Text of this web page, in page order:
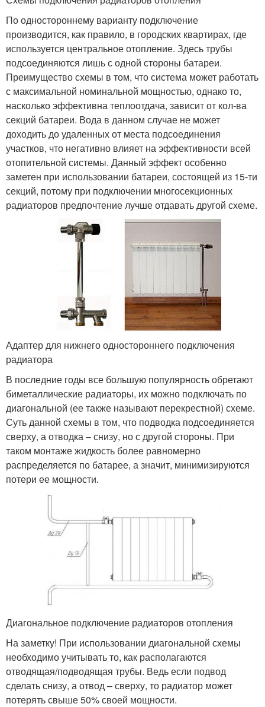
По одностороннему варианту подключение
производится, как правило, в городских квартирах, где
используется центральное отопление. Здесь трубы
подсоединяются лишь с одной стороны батареи.
Преимущество схемы в том, что система может работать
с максимальной номинальной мощностью, однако то,
насколько эффективна теплоотдача, зависит от кол-ва
секций батареи. Вода в данном случае не может
доходить до удаленных от места подсоединения
участков, что негативно влияет на эффективности всей
отопительной системы. Данный эффект особенно
заметен при использовании батареи, состоящей из 15-ти
секций, потому при подключении многосекционных
радиаторов предпочтение лучше отдавать другой схеме.
Адаптер для нижнего одностороннего подключения
радиатора
В последние годы все большую популярность обретают
биметаллические радиаторы, их можно подключать по
диагональной (ее также называют перекрестной) схеме.
Суть данной схемы в том, что подводка подсоединяется
сверху, а отводка – снизу, но с другой стороны. При
таком монтаже жидкость более равномерно
распределяется по батарее, а значит, минимизируются
потери ее мощности.
Диагональное подключение радиаторов отопления
На заметку! При использовании диагональной схемы
необходимо учитывать то, как располагаются
отводящая/подводящая трубы. Ведь если подвод
сделать снизу, а отвод – сверху, то радиатор может
потерять свыше 50% своей мощности.